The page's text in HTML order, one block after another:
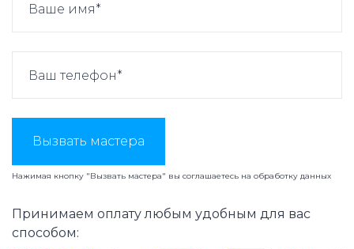
Вызвать мастера
Нажимая кнопку "Вызвать мастера" вы соглашаетесь на обработку данных
Принимаем оплату любым удобным для вас
способом: